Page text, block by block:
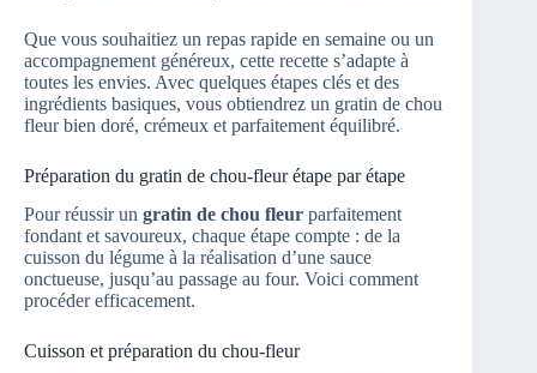
Que vous souhaitiez un repas rapide en semaine ou un
accompagnement généreux, cette recette s’adapte à
toutes les envies. Avec quelques étapes clés et des
ingrédients basiques, vous obtiendrez un gratin de chou
fleur bien doré, crémeux et parfaitement équilibré.
Préparation du gratin de chou-fleur étape par étape
Pour réussir un gratin de chou fleur parfaitement
fondant et savoureux, chaque étape compte : de la
cuisson du légume à la réalisation d’une sauce
onctueuse, jusqu’au passage au four. Voici comment
procéder efficacement.
Cuisson et préparation du chou-fleur